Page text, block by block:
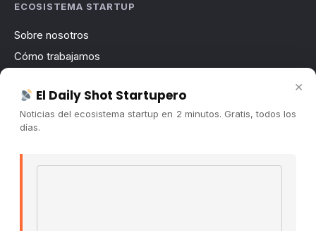
ECOSISTEMA STARTUP
Sobre nosotros
Cómo trabajamos
Contacto
Publicidad
×
El Daily Shot Startupero
Noticias del ecosistema startup en 2 minutos. Gratis, todos los
días.